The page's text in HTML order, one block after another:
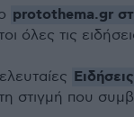
protothema.gr
όλες τις
Ειδήσεις
στιγμή που